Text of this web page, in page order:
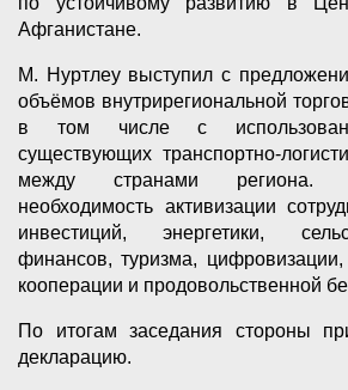
Афганистане.
М. Нуртлеу выступил с
объёмов внутрирегиональной
в том числе с
существующих транспортно-
между странами региона.
необходимость активизации
инвестиций, энергетики,
финансов, туризма, цифровизации,
кооперации и продовольственной
По итогам заседания стороны
декларацию.